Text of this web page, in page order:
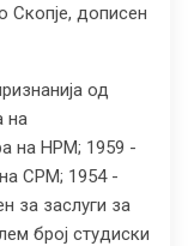
Скопје, дописен
од
на
на НРМ; 1959 -
СРМ; 1954 -
за заслуги за
број студиски